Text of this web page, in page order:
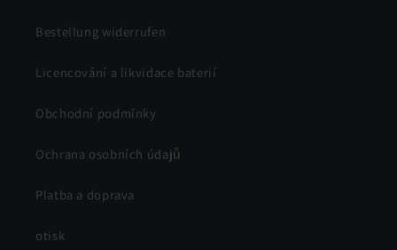
Bestellung widerrufen
Licencování a likvidace baterií
Obchodní podmínky
Ochrana osobních údajů
Platba a doprava
otisk